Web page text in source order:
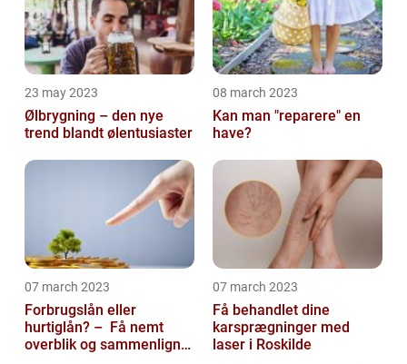
23 may 2023
Ølbrygning – den nye
trend blandt ølentusiaster
08 march 2023
Kan man "reparere" en
have?
07 march 2023
Forbrugslån eller
hurtiglån? – Få nemt
overblik og sammenlign
07 march 2023
Få behandlet dine
karsprægninger med
laser i Roskilde